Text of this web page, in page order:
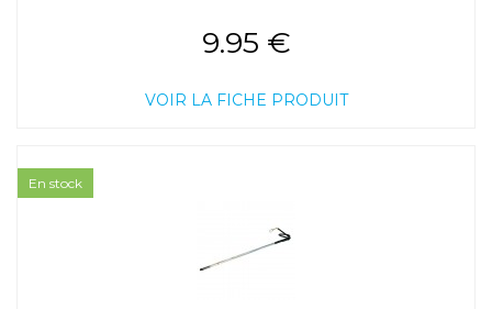
9.95 €
VOIR LA FICHE PRODUIT
En stock